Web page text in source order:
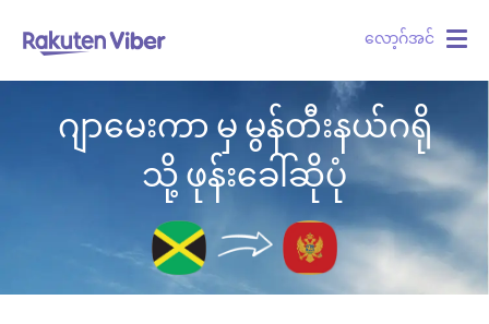
လော့ဂ်အင်
ဂျာမေးကာ မှ မွန်တီးနယ်ဂရို
သို့ ဖုန်းခေါ်ဆိုပုံ